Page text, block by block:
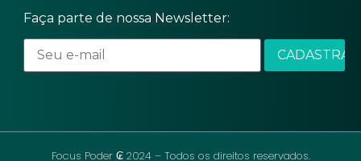
Faça parte de nossa Newsletter:
Focus Poder ₢ 2024 – Todos os direitos reservados.